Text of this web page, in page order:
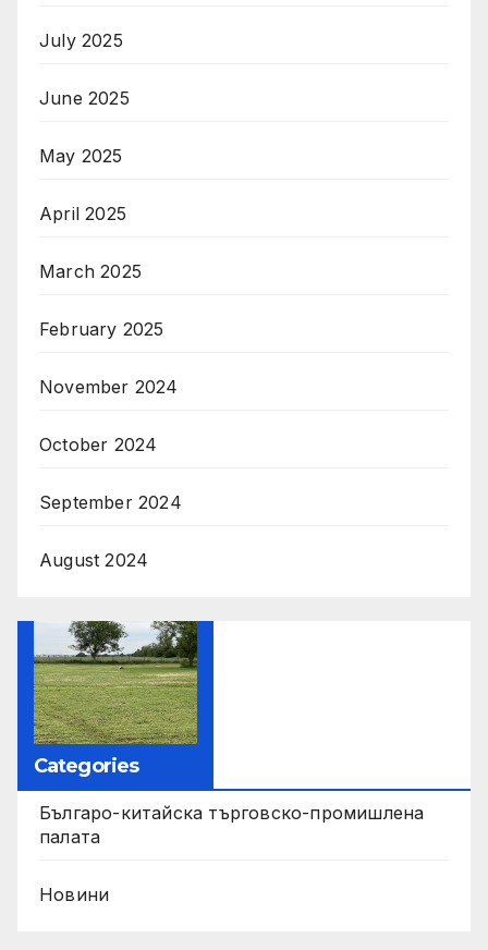
July 2025
June 2025
May 2025
April 2025
March 2025
February 2025
November 2024
October 2024
September 2024
August 2024
Categories
Българо-китайска търговско-промишлена
палата
Новини